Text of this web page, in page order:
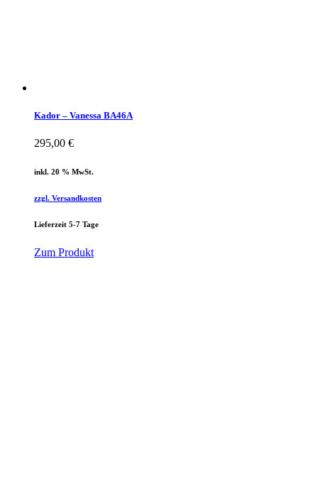
Kador – Vanessa BA46A
295,00 €
inkl. 20 % MwSt.
zzgl. Versandkosten
Lieferzeit 5-7 Tage
Zum Produkt